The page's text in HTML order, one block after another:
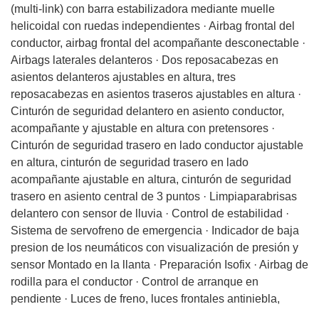
(multi-link) con barra estabilizadora mediante muelle
helicoidal con ruedas independientes · Airbag frontal del
conductor, airbag frontal del acompañante desconectable ·
Airbags laterales delanteros · Dos reposacabezas en
asientos delanteros ajustables en altura, tres
reposacabezas en asientos traseros ajustables en altura ·
Cinturón de seguridad delantero en asiento conductor,
acompañante y ajustable en altura con pretensores ·
Cinturón de seguridad trasero en lado conductor ajustable
en altura, cinturón de seguridad trasero en lado
acompañante ajustable en altura, cinturón de seguridad
trasero en asiento central de 3 puntos · Limpiaparabrisas
delantero con sensor de lluvia · Control de estabilidad ·
Sistema de servofreno de emergencia · Indicador de baja
presion de los neumáticos con visualización de presión y
sensor Montado en la llanta · Preparación Isofix · Airbag de
rodilla para el conductor · Control de arranque en
pendiente · Luces de freno, luces frontales antiniebla,